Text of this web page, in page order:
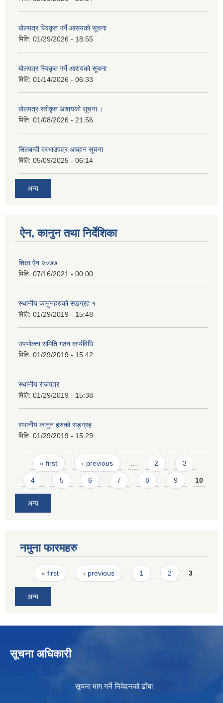
बोलपत्र स्विकृत गर्ने आसयको सूचना
मिति: 01/29/2026 - 18:55
बोलपत्र स्विकृत गर्ने आशयको सूचना
मिति: 01/14/2026 - 06:33
बोलपत्र स्वीकृत आशयको सूचना ।
मिति: 01/08/2026 - 21:56
सिलबन्दी दरभाउपत्र आव्हान सूचना
मिति: 05/09/2025 - 06:14
अन्य
ऐन, कानुन तथा निर्देशिका
शिक्षा ऐन २०७७
मिति: 07/16/2021 - 00:00
स्थानीय कानुनहरुको सङ्ग्रह १
मिति: 01/29/2019 - 15:48
उपभोक्ता समिति गठन कार्यविधि
मिति: 01/29/2019 - 15:42
स्थानीय राजपत्र
मिति: 01/29/2019 - 15:38
स्थानीय कानुन हरुको सङ्ग्रह
मिति: 01/29/2019 - 15:29
Pages
« first ‹ previous 2 3
4 5 6 7 8 9 10
अन्य
नमुना फारमहरु
Pages
« first ‹ previous 1 2 3
अन्य
सूचना अधिकारी
सूचना माग गर्ने निवेदनको ढाँचा